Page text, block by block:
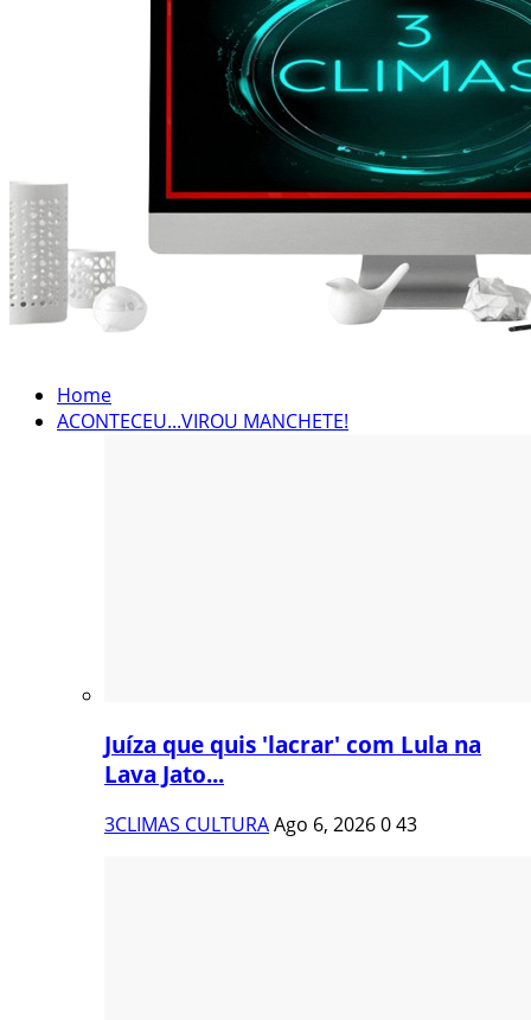
Home
ACONTECEU...VIROU MANCHETE!
Juíza que quis 'lacrar' com Lula na
Lava Jato...
3CLIMAS CULTURAAgo 6, 2026043